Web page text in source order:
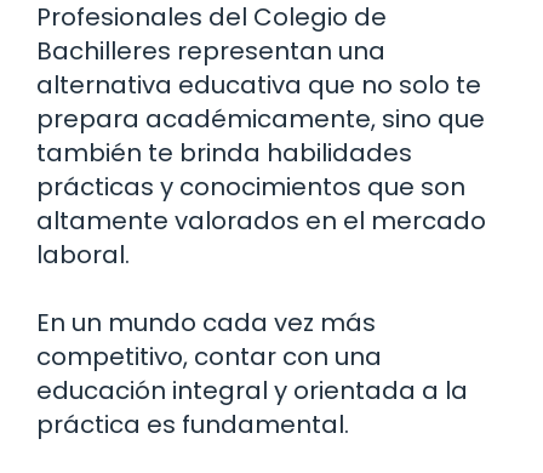
Profesionales del Colegio de
Bachilleres representan una
alternativa educativa que no solo te
prepara académicamente, sino que
también te brinda habilidades
prácticas y conocimientos que son
altamente valorados en el mercado
laboral.
En un mundo cada vez más
competitivo, contar con una
educación integral y orientada a la
práctica es fundamental.